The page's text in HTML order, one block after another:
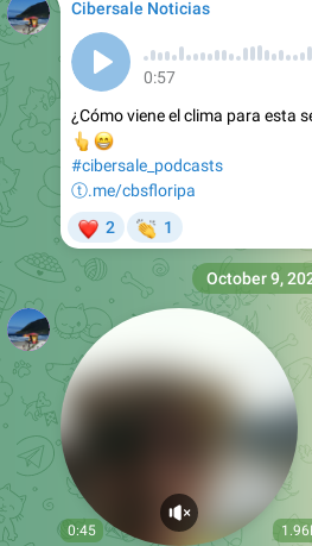
Cibersale Noticias
0:57
¿Cómo viene el clima para esta
#cibersale_podcasts
ⓣ.me/cbsfloripa
2 1
0:45
October 9,